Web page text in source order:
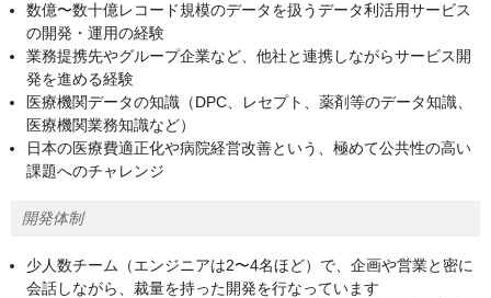
数億〜数十億レコード規模のデータを扱うデータ利活用サービス
の開発・運用の経験
業務提携先やグループ企業など、他社と連携しながらサービス開
発を進める経験
医療機関データの知識（DPC、レセプト、薬剤等のデータ知識、
医療機関業務知識など）
日本の医療費適正化や病院経営改善という、極めて公共性の高い
課題へのチャレンジ
開発体制
少人数チーム（エンジニアは2〜4名ほど）で、企画や営業と密に
会話しながら、裁量を持った開発を行なっています